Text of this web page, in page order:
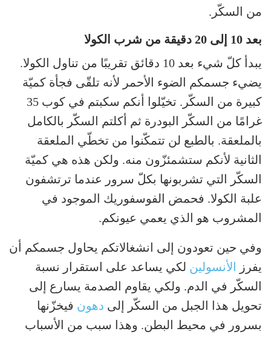
من السكّر.
بعد 10 إلى 20 دقيقة من شرب الكولا
يبدأ كلّ شيء بعد 10 دقائق تقريبًا من تناول الكولا.
يضيء جسمكم الضوء الأحمر لأنه تلقّى فجأة كميّة
كبيرة من السكّر. تخيّلوا أنكم سكبتم في كوب 35
غرامًا من السكّر البودرة ثم أكلتم السكّر بالكامل
بالملعقة. بالطبع لن تتمكّنوا من تخطّي الملعقة
الثانية لأنكم ستشمئزّون منه. ولكن هذه هي كميّة
السكّر التي تشربونها بكلّ سرور عندما ترتشفون
علبة الكولا. فحمض الفوسفوريك الموجود في
المشروب هو الذي يعمي عيونكم.
وفي حين تعودون إلى انشغالاتكم يحاول جسمكم أن
يفرز
الأنسولين لكي يساعد على استقرار نسبة
السكّر في الدم. ولكي يقاوم الصدمة يسارع إلى
تحويل هذا الجبل من السكّر إلى دهون فيخزّنها
بسرور في محيط البطن. وهذا سبب من الأسباب